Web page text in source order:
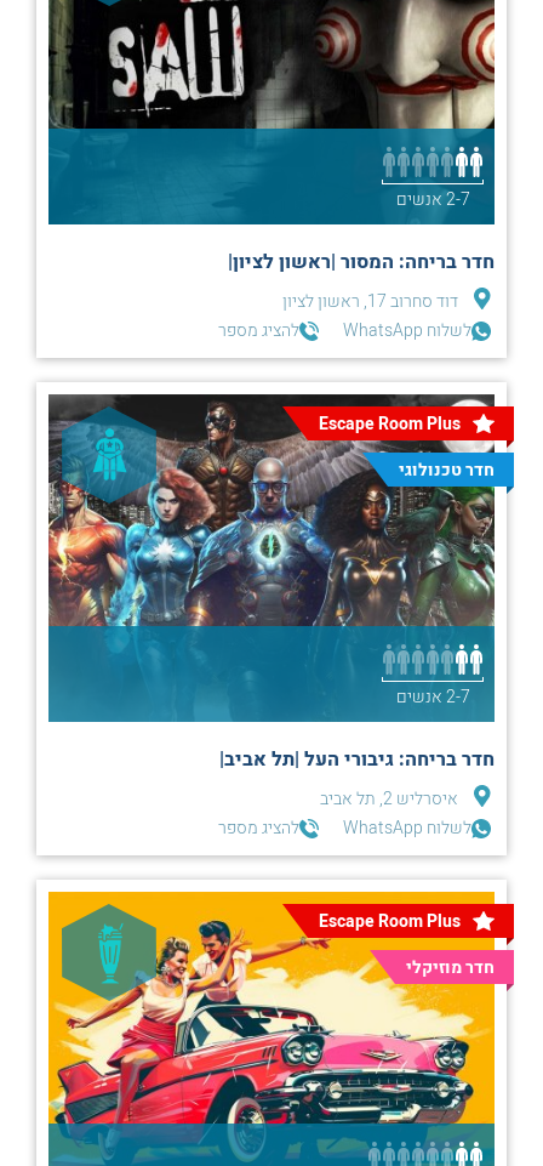
2-7 אנשים
חדר בריחה: המסור |ראשון לציון|
דוד סחרוב 17, ראשון לציון
לשלוח WhatsApp
להציג מספר
Escape Room Plus
חדר טכנולוגי
2-7 אנשים
חדר בריחה: גיבורי העל |תל אביב|
איסרליש 2, תל אביב
לשלוח WhatsApp
להציג מספר
Escape Room Plus
חדר מוזיקלי